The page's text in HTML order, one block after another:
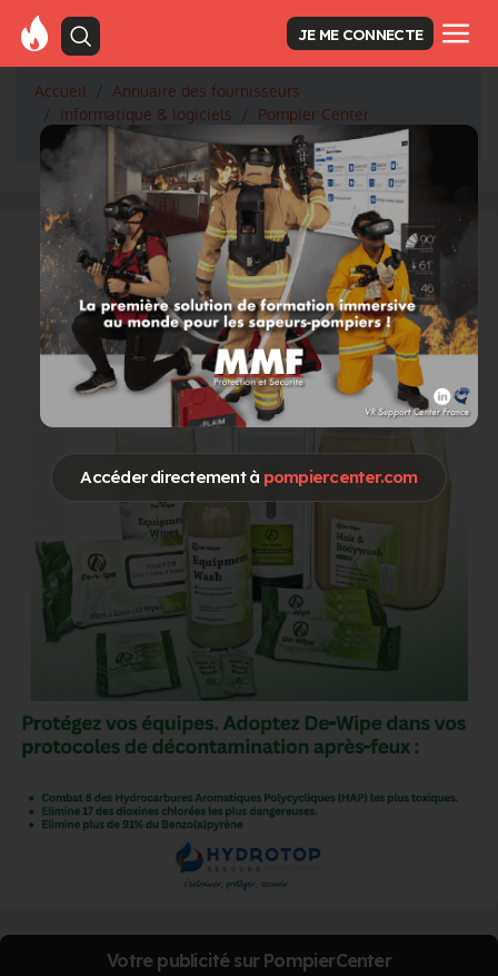
Accéder directement à pompiercenter.com
JE ME CONNECTE
Accueil
Annuaire des fournisseurs
Informatique & logiciels
Pompier Center
BH FITNESS au congrès à Toulouse
Votre publicité sur PompierCenter